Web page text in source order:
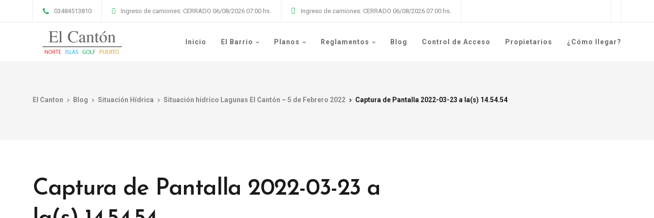
03484513810 Ingreso de camiones: CERRADO 06/08/2026 07:00 hs. Ingreso de camiones: CERRADO 06/08/2026 07:00 hs.
Inicio El Barrio Planos Reglamentos Blog Control de Acceso Propietarios ¿Cómo llegar?
El Canton Blog Situación Hídrica Situación hídrico Lagunas El Cantón – 5 de Febrero 2022 Captura de Pantalla 2022-03-23 a la(s) 14.54.54
Captura de Pantalla 2022-03-23 a